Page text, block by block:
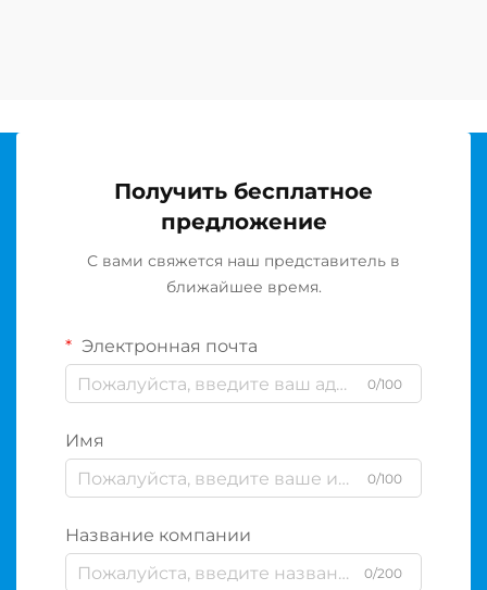
Получить бесплатное
предложение
С вами свяжется наш представитель в
ближайшее время.
Электронная почта
0/100
Имя
0/100
Название компании
0/200